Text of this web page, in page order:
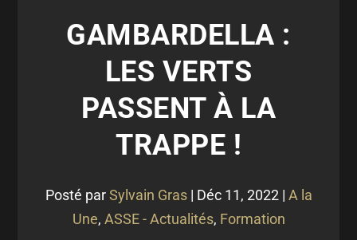
GAMBARDELLA :
LES VERTS
PASSENT À LA
TRAPPE !
Posté parSylvain Gras| Déc 11, 2022| A la
Une, ASSE - Actualités, Formation